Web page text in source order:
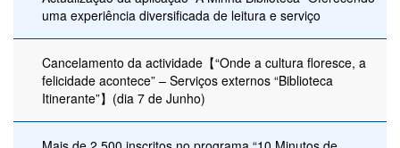
uma experiência diversificada de leitura e serviço
Cancelamento da actividade【“Onde a cultura floresce, a
felicidade acontece” – Serviços externos “Biblioteca
Itinerante”】(dia 7 de Junho)